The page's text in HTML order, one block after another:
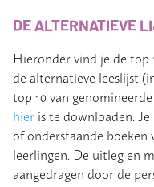
DE ALTERNATIEVE
Hieronder vind je de top
de alternatieve leeslijst
top 10 van
hier is te downloaden.
of onderstaande boeken
leerlingen. De uitleg en
aangedragen door de